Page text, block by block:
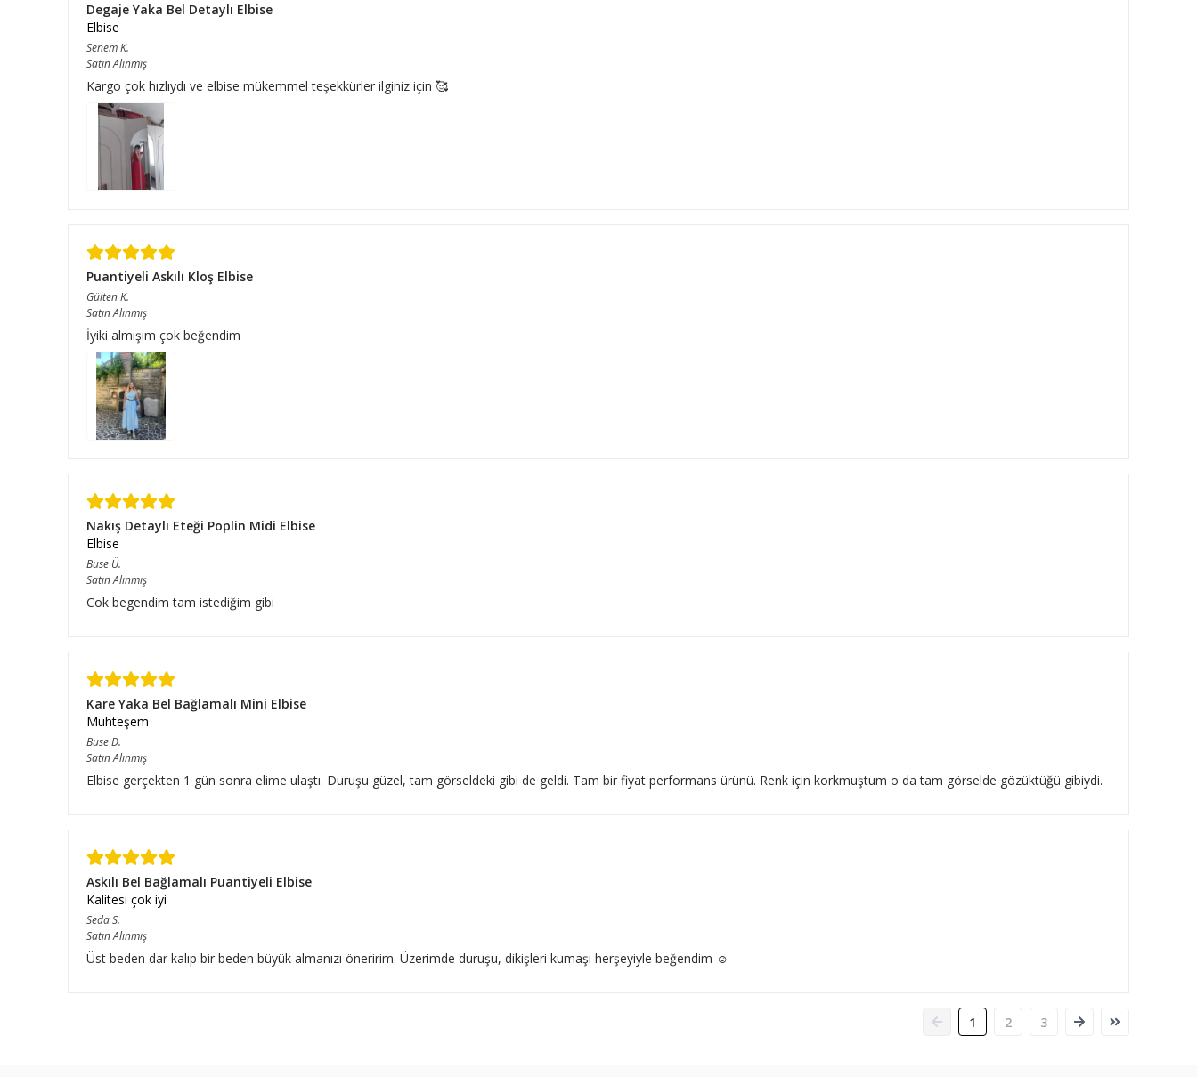
Degaje Yaka Bel Detaylı Elbise
Elbise
SenemK.
Satın Alınmış
Kargo çok hızlıydı ve elbise mükemmel teşekkürler ilginiz için 🥰
Puantiyeli Askılı Kloş Elbise
GültenK.
Satın Alınmış
İyiki almışım çok beğendim
Nakış Detaylı Eteği Poplin Midi Elbise
Elbise
Buse Ü.
Satın Alınmış
Cok begendim tam istediğim gibi
Kare Yaka Bel Bağlamalı Mini Elbise
Muhteşem
BuseD.
Satın Alınmış
Elbise gerçekten 1 gün sonra elime ulaştı. Duruşu güzel, tam görseldeki gibi de geldi. Tam bir fiyat performans ürünü. Renk için korkmuştum o da tam görselde gözüktüğü gibiydi.
Askılı Bel Bağlamalı Puantiyeli Elbise
Kalitesi çok iyi
SedaS.
Satın Alınmış
Üst beden dar kalıp bir beden büyük almanızı öneririm. Üzerimde duruşu, dikişleri kumaşı herşeyiyle beğendim ☺️
1 2 3